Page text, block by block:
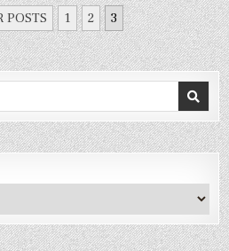
POSTS 1 2 3